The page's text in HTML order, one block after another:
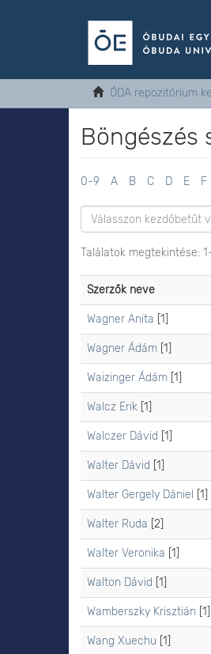
ÓDA repozitórium
Böngészés
0-9 A B C D E F
Találatok megtekintése:
Szerzők neve
Wagner Anita [1]
Wagner Ádám [1]
Waizinger Ádám [1]
Walcz Erik [1]
Walczer Dávid [1]
Walter Dávid [1]
Walter Gergely Dániel [1]
Walter Ruda [2]
Walter Veronika [1]
Walton Dávid [1]
Wamberszky Krisztián [1]
Wang Xuechu [1]